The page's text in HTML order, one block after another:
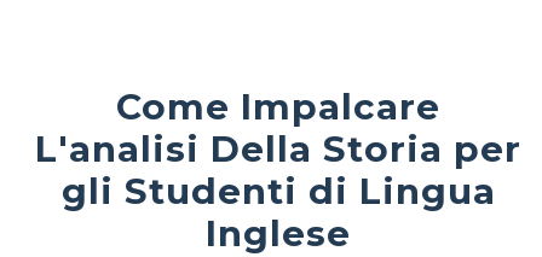
Come Impalcare
L'analisi Della Storia per
gli Studenti di Lingua
Inglese